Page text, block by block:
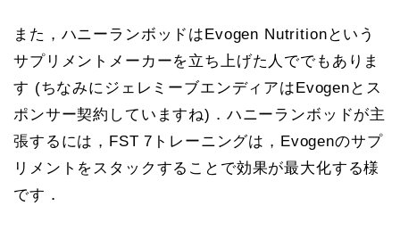
また，ハニーランボッドはEvogen Nutritionという
サプリメントメーカーを立ち上げた人ででもありま
す (ちなみにジェレミーブエンディアはEvogenとス
ポンサー契約していますね)．ハニーランボッドが主
張するには，FST 7トレーニングは，Evogenのサプ
リメントをスタックすることで効果が最大化する様
です．